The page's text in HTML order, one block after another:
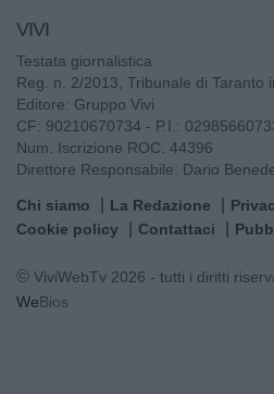
VIVI
Testata giornalistica
Reg. n. 2/2013, Tribunale di Taranto
Editore: Gruppo Vivi
CF: 90210670734 - P.I.:
Num. Iscrizione ROC: 44396
Direttore Responsabile: Dario
Chi siamo La Redazione
Cookie policy
Contattaci
© ViviWebTv 2026 - tutti i diritti
WeBios